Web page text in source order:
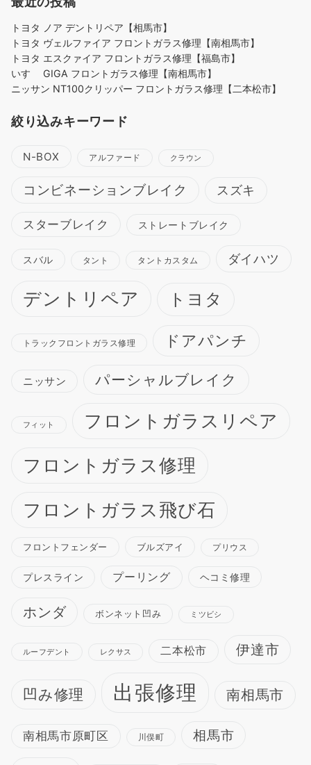
トヨタ ノア デントリペア【相馬市】
トヨタ ヴェルファイア フロントガラス修理【南相馬市】
トヨタ エスクァイア フロントガラス修理【福島市】
いすゞ GIGA フロントガラス修理【南相馬市】
ニッサン NT100クリッパー フロントガラス修理【二本松市】
絞り込みキーワード
N-BOX アルファード クラウン
コンビネーションブレイク スズキ
スターブレイク ストレートブレイク
スバル タント タントカスタム ダイハツ
デントリペア トヨタ
トラックフロントガラス修理 ドアパンチ
ニッサン パーシャルブレイク
フィット フロントガラスリペア
フロントガラス修理
フロントガラス飛び石
フロントフェンダー ブルズアイ プリウス
プレスライン プーリング ヘコミ修理
ホンダ ボンネット凹み ミツビシ
ルーフデント レクサス 二本松市 伊達市
凹み修理 出張修理 南相馬市
南相馬市原町区 川俣町 相馬市